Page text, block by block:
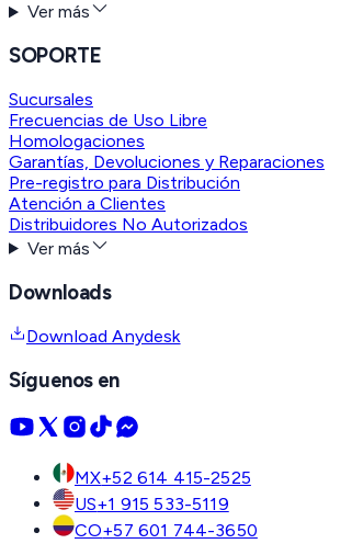
Ver más
SOPORTE
Sucursales
Frecuencias de Uso Libre
Homologaciones
Garantías, Devoluciones y Reparaciones
Pre-registro para Distribución
Atención a Clientes
Distribuidores No Autorizados
Ver más
Downloads
Download Anydesk
Síguenos en
MX+52 614 415-2525
US+1 915 533-5119
CO+57 601 744-3650